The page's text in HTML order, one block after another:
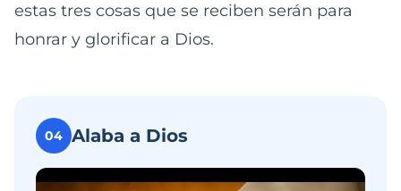
estas tres cosas que se reciben serán para
honrar y glorificar a Dios.
04 Alaba a Dios